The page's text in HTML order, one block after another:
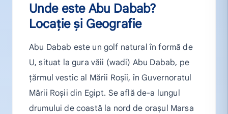
Unde este Abu Dabab?
Locație și Geografie
Abu Dabab este un golf natural în formă de
U, situat la gura văii (wadi) Abu Dabab, pe
țărmul vestic al Mării Roșii, în Guvernoratul
Mării Roșii din Egipt. Se află de-a lungul
drumului de coastă la nord de orașul Marsa